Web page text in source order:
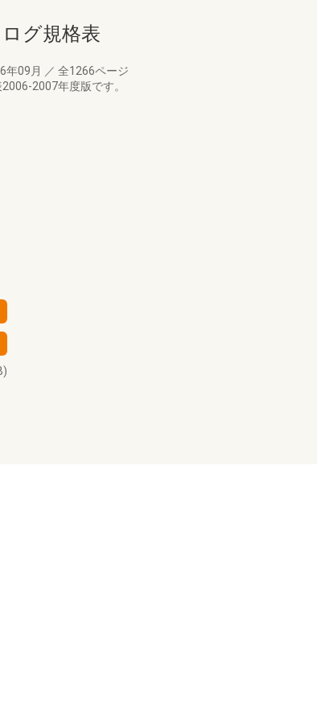
グ規格表
年09月 ／ 全1266ページ
2007年度版です。